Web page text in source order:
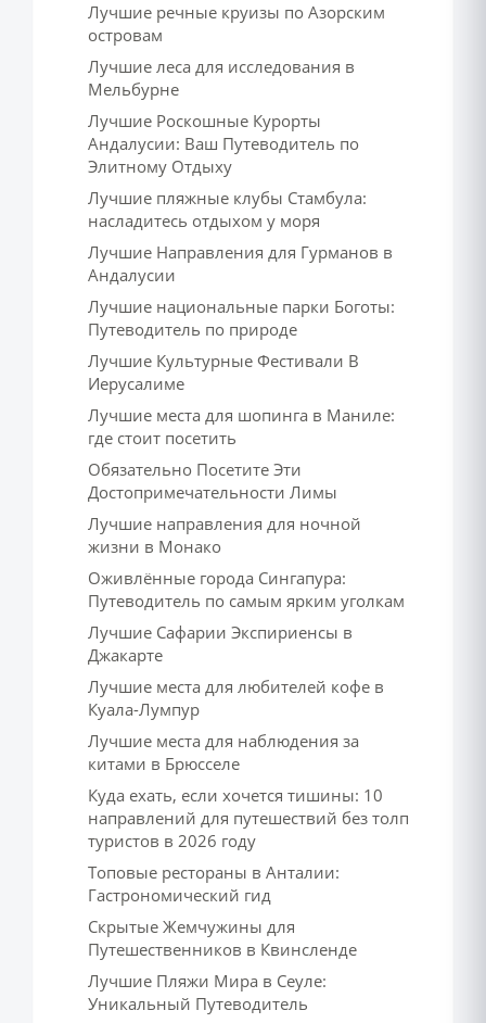
Лучшие речные круизы по Азорским
островам
Лучшие леса для исследования в
Мельбурне
Лучшие Роскошные Курорты
Андалусии: Ваш Путеводитель по
Элитному Отдыху
Лучшие пляжные клубы Стамбула:
насладитесь отдыхом у моря
Лучшие Направления для Гурманов в
Андалусии
Лучшие национальные парки Боготы:
Путеводитель по природе
Лучшие Культурные Фестивали В
Иерусалиме
Лучшие места для шопинга в Маниле:
где стоит посетить
Обязательно Посетите Эти
Достопримечательности Лимы
Лучшие направления для ночной
жизни в Монако
Оживлённые города Сингапура:
Путеводитель по самым ярким уголкам
Лучшие Сафарии Экспириенсы в
Джакарте
Лучшие места для любителей кофе в
Куала-Лумпур
Лучшие места для наблюдения за
китами в Брюсселе
Куда ехать, если хочется тишины: 10
направлений для путешествий без толп
туристов в 2026 году
Топовые рестораны в Анталии:
Гастрономический гид
Скрытые Жемчужины для
Путешественников в Квинсленде
Лучшие Пляжи Мира в Сеуле:
Уникальный Путеводитель